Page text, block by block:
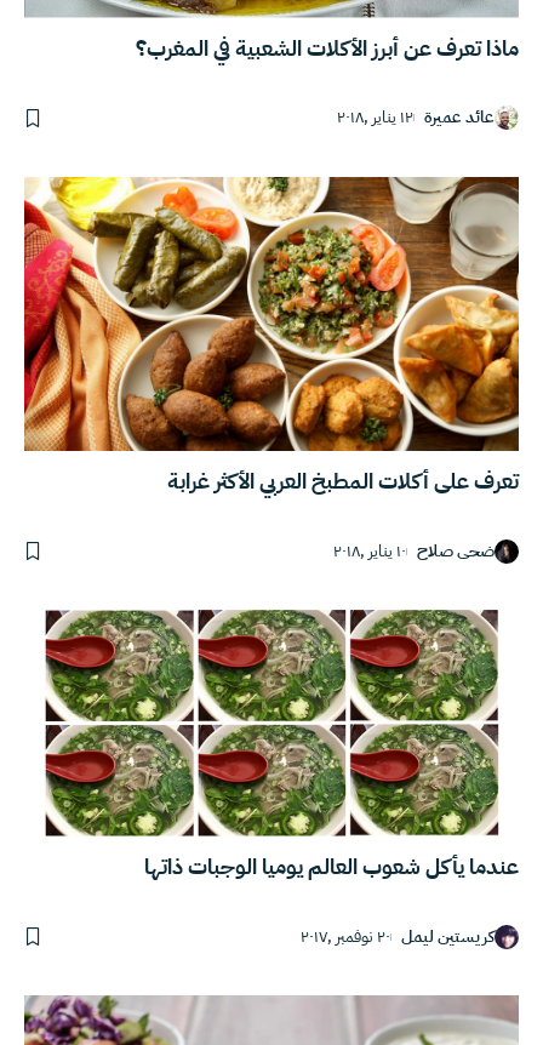
ماذا تعرف عن أبرز الأكلات الشعبية في المغرب؟
عائد عميرة ١٢ يناير ,٢٠١٨
تعرف على أكلات المطبخ العربي الأكثر غرابة
ضحى صلاح ١٠ يناير ,٢٠١٨
عندما يأكل شعوب العالم يوميا الوجبات ذاتها
كريستين ليمل ٢٠ نوفمبر ,٢٠١٧